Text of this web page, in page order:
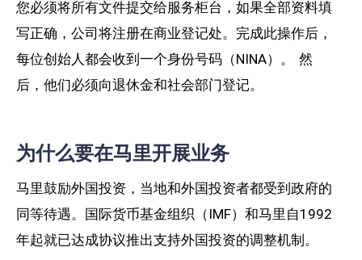
您必须将所有文件提交给服务柜台，如果全部资料填
写正确，公司将注册在商业登记处。完成此操作后，
每位创始人都会收到一个身份号码（NINA）。 然
后，他们必须向退休金和社会部门登记。
为什么要在马里开展业务
马里鼓励外国投资，当地和外国投资者都受到政府的
同等待遇。国际货币基金组织（IMF）和马里自1992
年起就已达成协议推出支持外国投资的调整机制。